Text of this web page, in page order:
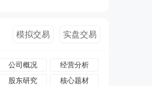
模拟交易 实盘交易
公司概况
经营分析
股东研究
核心题材